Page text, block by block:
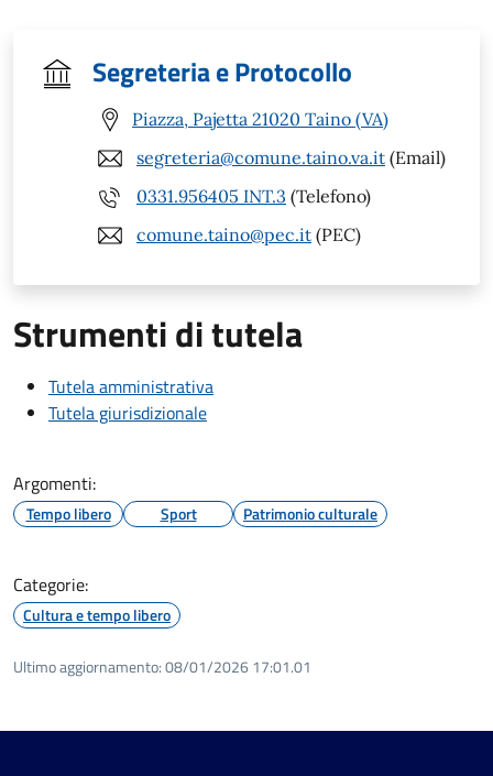
Segreteria e Protocollo
Piazza, Pajetta 21020 Taino (VA)
segreteria@comune.taino.va.it (Email)
0331.956405 INT.3 (Telefono)
comune.taino@pec.it (PEC)
Strumenti di tutela
Tutela amministrativa
Tutela giurisdizionale
Argomenti:
Tempo libero Sport Patrimonio culturale
Categorie:
Cultura e tempo libero
Ultimo aggiornamento:08/01/2026 17:01.01